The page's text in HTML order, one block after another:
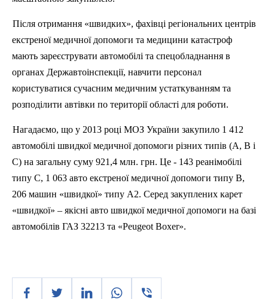
Після отримання «швидких», фахівці регіональних центрів
екстреної медичної допомоги та медицини катастроф
мають зареєструвати автомобілі та спецобладнання в
органах Державтоінспекції, навчити персонал
користуватися сучасним медичним устаткуванням та
розподілити автівки по території області для роботи.
Нагадаємо, що у 2013 році МОЗ України закупило 1 412
автомобілі швидкої медичної допомоги різних типів (А, В і
С) на загальну суму 921,4 млн. грн. Це - 143 реанімобілі
типу С, 1 063 авто екстреної медичної допомоги типу В,
206 машин «швидкої» типу А2. Серед закуплених карет
«швидкої» – якісні авто швидкої медичної допомоги на базі
автомобілів ГАЗ 32213 та «Peugeot Boxer».